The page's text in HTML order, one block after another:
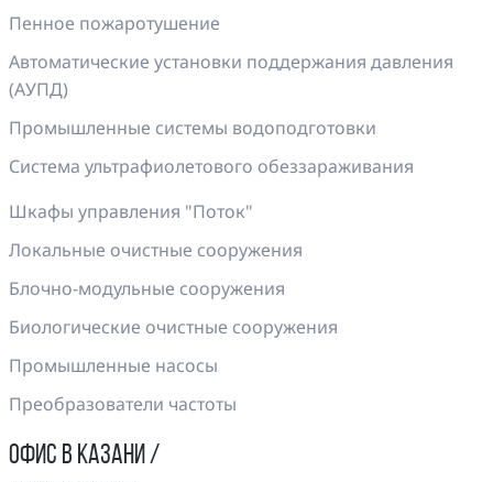
Пенное пожаротушение
Автоматические установки поддержания давления
(АУПД)
Промышленные системы водоподготовки
Система ультрафиолетового обеззараживания
Шкафы управления "Поток"
Локальные очистные сооружения
Блочно-модульные сооружения
Биологические очистные сооружения
Промышленные насосы
Преобразователи частоты
ОФИС В КАЗАНИ /